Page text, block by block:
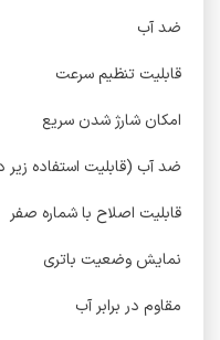
ضد آب
قابلیت تنظیم سرعت
امکان شارژ شدن سریع
ضد آب (قابلیت استفاده
قابلیت اصلاح با شماره صفر
نمایش وضعیت باتری
مقاوم در برابر آب